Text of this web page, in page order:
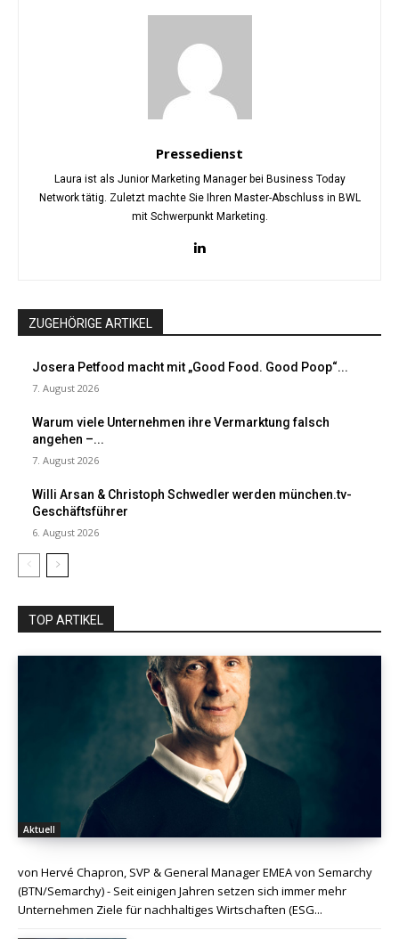
Pressedienst
Laura ist als Junior Marketing Manager bei Business Today
Network tätig. Zuletzt machte Sie Ihren Master-Abschluss in BWL
mit Schwerpunkt Marketing.
ZUGEHÖRIGE ARTIKEL
Josera Petfood macht mit „Good Food. Good Poop“...
7. August 2026
Warum viele Unternehmen ihre Vermarktung falsch
angehen –...
7. August 2026
Willi Arsan & Christoph Schwedler werden münchen.tv-
Geschäftsführer
6. August 2026
TOP ARTIKEL
Aktuell
von Hervé Chapron, SVP & General Manager EMEA von Semarchy
(BTN/Semarchy) - Seit einigen Jahren setzen sich immer mehr
Unternehmen Ziele für nachhaltiges Wirtschaften (ESG...